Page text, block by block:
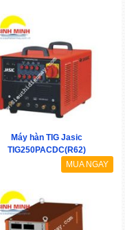
Máy hàn TIG Jasic
TIG250PACDC(R62)
MUA NGAY